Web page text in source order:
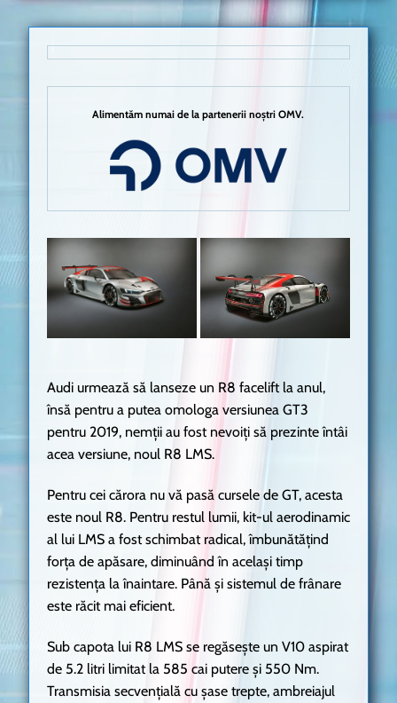
Alimentăm numai de la partenerii noștri OMV.
Audi urmează să lanseze un R8 facelift la anul,
însă pentru a putea omologa versiunea GT3
pentru 2019, nemții au fost nevoiți să prezinte întâi
acea versiune, noul R8 LMS.
Pentru cei cărora nu vă pasă cursele de GT, acesta
este noul R8. Pentru restul lumii, kit-ul aerodinamic
al lui LMS a fost schimbat radical, îmbunătățind
forța de apăsare, diminuând în același timp
rezistența la înaintare. Până și sistemul de frânare
este răcit mai eficient.
Sub capota lui R8 LMS se regăsește un V10 aspirat
de 5.2 litri limitat la 585 cai putere și 550 Nm.
Transmisia secvențială cu șase trepte, ambreiajul